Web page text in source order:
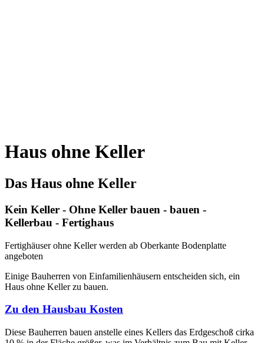
Haus ohne Keller
Das Haus ohne Keller
Kein Keller - Ohne Keller bauen - bauen -
Kellerbau - Fertighaus
Fertighäuser ohne Keller werden ab Oberkante Bodenplatte
angeboten
Einige Bauherren von Einfamilienhäusern entscheiden sich, ein
Haus ohne Keller zu bauen.
Zu den Hausbau Kosten
Diese Bauherren bauen anstelle eines Kellers das Erdgeschoß cirka